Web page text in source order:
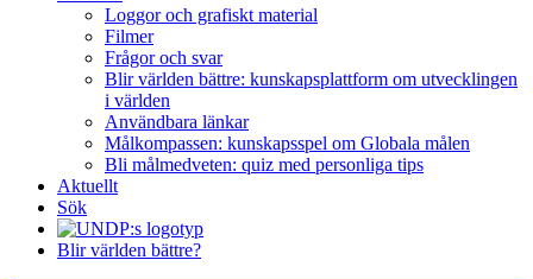
Loggor och grafiskt material
Filmer
Frågor och svar
Blir världen bättre: kunskapsplattform om utvecklingen
i världen
Användbara länkar
Målkompassen: kunskapsspel om Globala målen
Bli målmedveten: quiz med personliga tips
Aktuellt
Sök
Blir världen bättre?